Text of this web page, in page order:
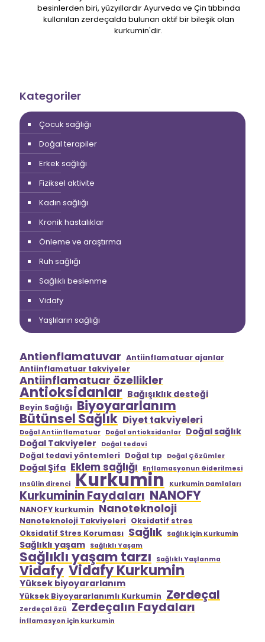
besinlerden biri, yüzyıllardır Ayurveda ve Çin tıbbında
kullanılan zerdeçalda bulunan aktif bir bileşik olan
kurkumin'dir.
Kategoriler
Çocuk sağlığı
Doğal terapiler
Erkek sağlığı
Fiziksel aktivite
Kadın sağlığı
Kronik hastalıklar
Önleme ve araştırma
Ruh sağlığı
Sağlıklı beslenme
Vidafy
Yaşlıların sağlığı
Antienflamatuvar Antiinflamatuar ajanlar
Antiinflamatuar takviyeler
Antiinflamatuar özellikler
Antioksidanlar Bağışıklık desteği
Beyin Sağlığı Biyoyararlanım
Bütünsel Sağlık Diyet takviyeleri
Doğal Antiinflamatuar Doğal antioksidanlar Doğal sağlık
Doğal Takviyeler
Doğal tedavi
Doğal tedavi yöntemleri Doğal tıp Doğal Çözümler
Doğal Şifa Eklem sağlığı
Enflamasyonun Giderilmesi
Insülin direnci Kurkumin Kurkumin Damlaları
Kurkuminin Faydaları NANOFY
NANOFY kurkumin Nanoteknoloji
Nanoteknoloji Takviyeleri Oksidatif stres
Oksidatif Stres Koruması Sağlık Sağlık için Kurkumin
Sağlıklı yaşam Sağlıklı Yaşam
Sağlıklı yaşam tarzı Sağlıklı Yaşlanma
Vidafy Vidafy Kurkumin
Yüksek biyoyararlanım
Yüksek Biyoyararlanımlı Kurkumin Zerdeçal
Zerdeçal özü Zerdeçalın Faydaları
İnflamasyon için kurkumin